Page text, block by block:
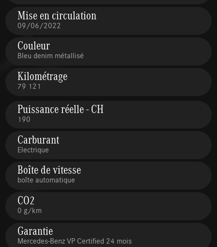
Mise en circulation
09/06/2022
Couleur
Bleu denim métallisé
Kilométrage
79 121
Puissance réelle - CH
190
Carburant
Electrique
Boîte de vitesse
boîte automatique
CO2
0 g/km
Garantie
Mercedes-Benz VP Certified 24 mois